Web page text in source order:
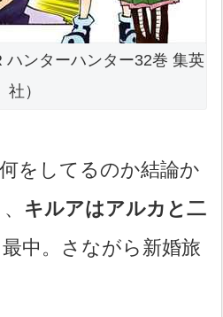
ハンターハンター32巻 集英
社）
をしてるのか結論か
キルアはアルカと二
中。さながら新婚旅